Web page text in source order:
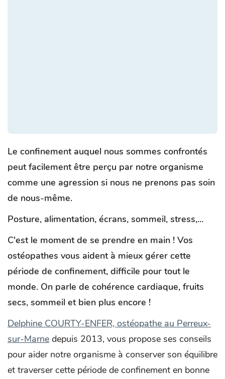
Le confinement auquel nous sommes confrontés
peut facilement être perçu par notre organisme
comme une agression si nous ne prenons pas soin
de nous-même.
Posture, alimentation, écrans, sommeil, stress,...
C'est le moment de se prendre en main ! Vos
ostéopathes vous aident à mieux gérer cette
période de confinement, difficile pour tout le
monde. On parle de cohérence cardiaque, fruits
secs, sommeil et bien plus encore !
Delphine COURTY-ENFER, ostéopathe au Perreux-
sur-Marne depuis 2013, vous propose ses conseils
pour aider notre organisme à conserver son équilibre
et traverser cette période de confinement en bonne